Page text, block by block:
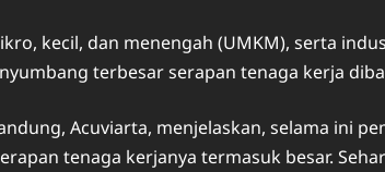
kecil, dan menengah (UMKM), serta
terbesar serapan tenaga kerja
Acuviarta, menjelaskan, selama ini
tenaga kerjanya termasuk besar.